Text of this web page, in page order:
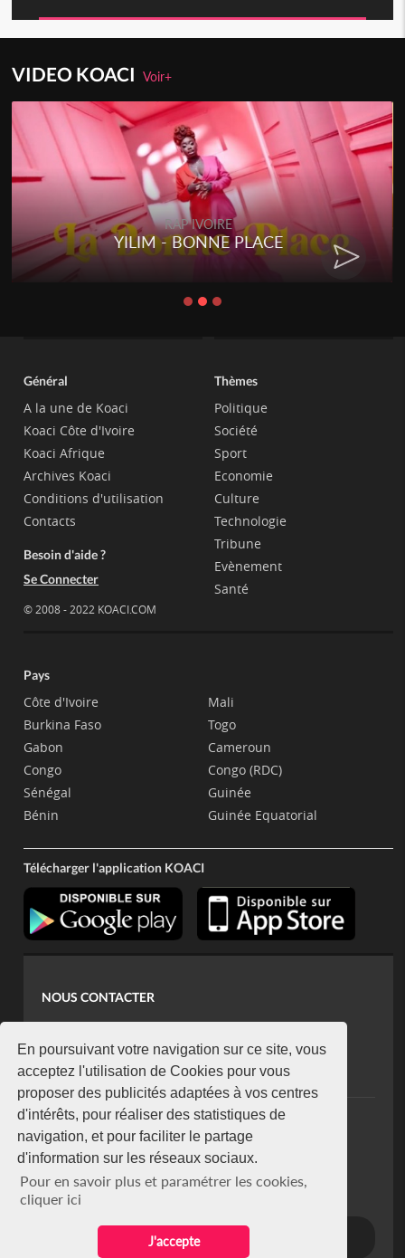
En poursuivant votre navigation sur ce site, vous
acceptez l'utilisation de Cookies pour vous
proposer des publicités adaptées à vos centres
d'intérêts, pour réaliser des statistiques de
navigation, et pour faciliter le partage
d'information sur les réseaux sociaux.
Pour en savoir plus et paramétrer les cookies,
cliquer ici
J'accepte
VIDEO KOACIVoir+
RAP IVOIRE
YILIM - BONNE PLACE
Général
A la une de Koaci
Koaci Côte d'Ivoire
Koaci Afrique
Archives Koaci
Conditions d'utilisation
Contacts
Besoin d'aide ?
Se Connecter
© 2008 - 2022 KOACI.COM
Thèmes
Politique
Société
Sport
Economie
Culture
Technologie
Tribune
Evènement
Santé
Pays
Côte d'Ivoire
Burkina Faso
Gabon
Congo
Sénégal
Bénin
Mali
Togo
Cameroun
Congo (RDC)
Guinée
Guinée Equatorial
Télécharger l'application KOACI
NOUS CONTACTER
koaci@yahoo.fr
+225 07 08 85 52 93
NEWSLETTER
Restez connecté via notre newsletter
S'abonner
Se désabonner